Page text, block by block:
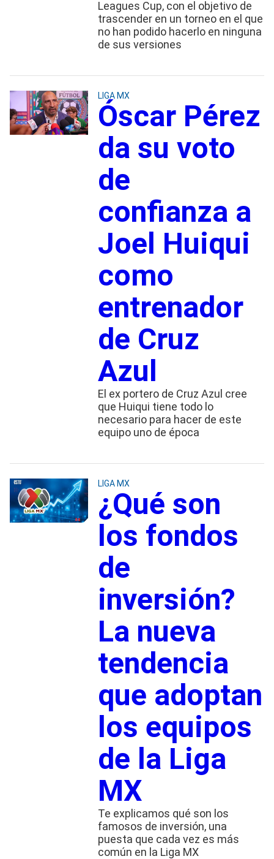
Leagues Cup, con el objetivo de
trascender en un torneo en el que
no han podido hacerlo en ninguna
de sus versiones
LIGA MX
Óscar Pérez
da su voto
de
confianza a
Joel Huiqui
como
entrenador
de Cruz
Azul
El ex portero de Cruz Azul cree
que Huiqui tiene todo lo
necesario para hacer de este
equipo uno de época
LIGA MX
¿Qué son
los fondos
de
inversión?
La nueva
tendencia
que adoptan
los equipos
de la Liga
MX
Te explicamos qué son los
famosos de inversión, una
puesta que cada vez es más
común en la Liga MX